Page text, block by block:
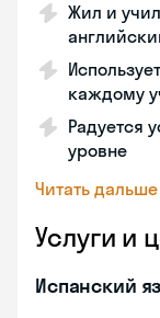
Жил и
каждому
Радуется
уровне
Читать дальше
Услуги и
Испанский